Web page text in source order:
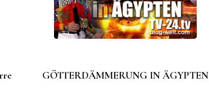
GÖTTERDÄMMERUNG IN ÄGYPTEN